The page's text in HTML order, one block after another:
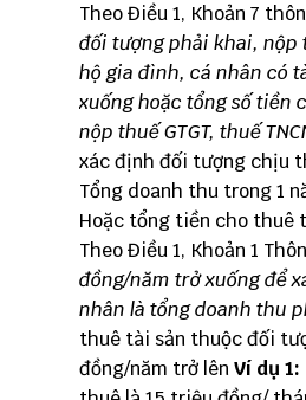
Theo Điều 1, Khoản 7
đối tượng phải khai, nộp
hộ gia đình, cá nhân có
xuống hoặc tổng số tiền
nộp thuế GTGT, thuế
xác định đối tượng chịu
Tổng doanh thu trong 1
Hoặc tổng tiền cho thuê
Theo Điều 1, Khoản 1
đồng/năm trở xuốngđể
nhân là tổngdoanh thu
thuê tài sản thuộc đối
đồng/năm trở lên Ví dụ 1: